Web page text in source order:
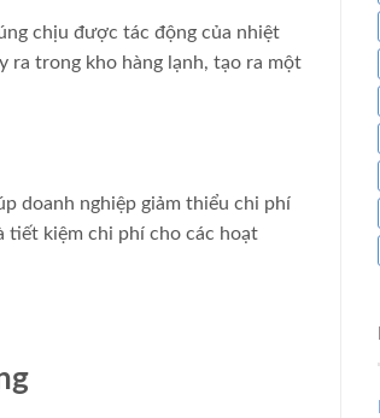
chịu được tác động của nhiệt
ra trong kho hàng lạnh, tạo ra một
doanh nghiệp giảm thiểu chi phí
tiết kiệm chi phí cho các hoạt